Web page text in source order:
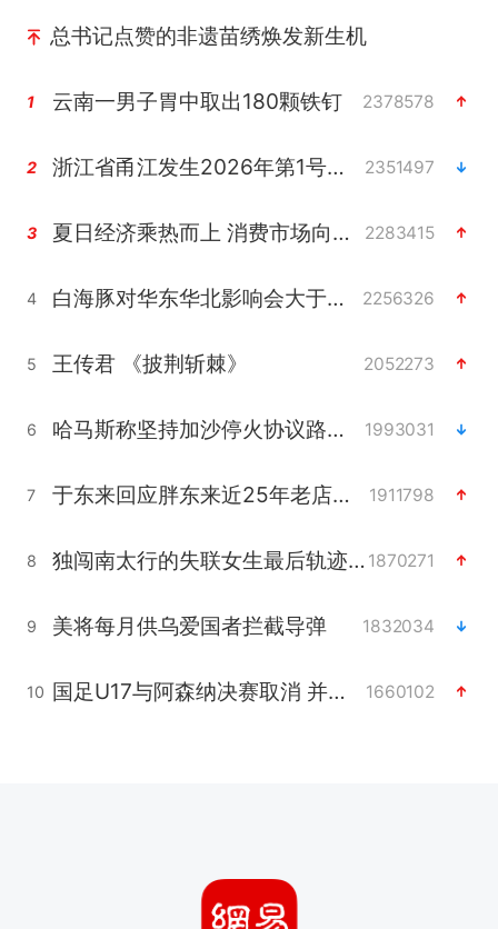
总书记点赞的非遗苗绣焕发新生机
1 云南一男子胃中取出180颗铁钉 2378578
2 浙江省甬江发生2026年第1号洪水 2351497
3 夏日经济乘热而上 消费市场向新而行 2283415
4 白海豚对华东华北影响会大于巴威 2256326
5 王传君 《披荆斩棘》 2052273
6 哈马斯称坚持加沙停火协议路线图 1993031
7 于东来回应胖东来近25年老店年底关闭 1911798
8 独闯南太行的失联女生最后轨迹已确认 1870271
9 美将每月供乌爱国者拦截导弹 1832034
10 国足U17与阿森纳决赛取消 并列冠军 1660102